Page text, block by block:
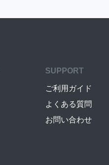
SUPPORT
ご利用ガイド
よくある質問
お問い合わせ